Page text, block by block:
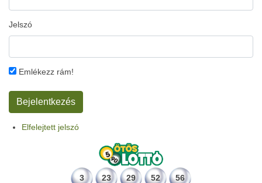
Jelszó
Emlékezz rám!
Elfelejtett jelszó
3 23 29 52 56